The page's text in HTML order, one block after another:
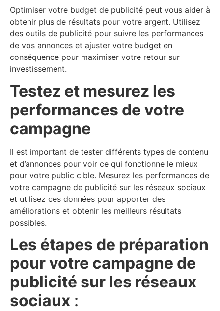
Optimiser votre budget de publicité peut vous aider à
obtenir plus de résultats pour votre argent. Utilisez
des outils de publicité pour suivre les performances
de vos annonces et ajuster votre budget en
conséquence pour maximiser votre retour sur
investissement.
Testez et mesurez les
performances de votre
campagne
Il est important de tester différents types de contenu
et d’annonces pour voir ce qui fonctionne le mieux
pour votre public cible. Mesurez les performances de
votre campagne de publicité sur les réseaux sociaux
et utilisez ces données pour apporter des
améliorations et obtenir les meilleurs résultats
possibles.
Les étapes de préparation
pour votre campagne de
publicité sur les réseaux
sociaux :